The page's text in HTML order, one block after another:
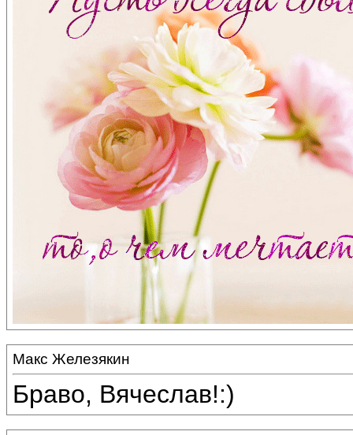
Макс Железякин
Браво, Вячеслав!:)